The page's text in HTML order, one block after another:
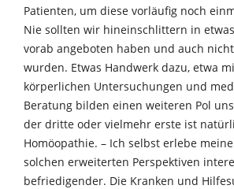
Patienten, um diese vorläufig noch
Nie sollten wir hineinschlittern in
vorab angeboten haben und auch
wurden. Etwas Handwerk dazu, etwa
körperlichen Untersuchungen und
Beratung bilden einen weiteren Pol
der dritte oder vielmehr erste ist
Homöopathie. – Ich selbst erlebe
solchen erweiterten Perspektiven
befriedigender. Die Kranken und